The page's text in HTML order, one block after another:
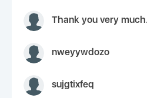
Thank you very much for your inquiry We appreciate you 9126052 https://youtube.com faceapple !
nweyywdozo
sujgtixfeq